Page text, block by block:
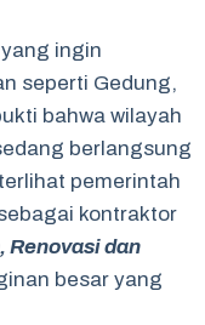
ingin
seperti Gedung,
bahwa wilayah
berlangsung
pemerintah
kontraktor
Renovasi dan
besar yang